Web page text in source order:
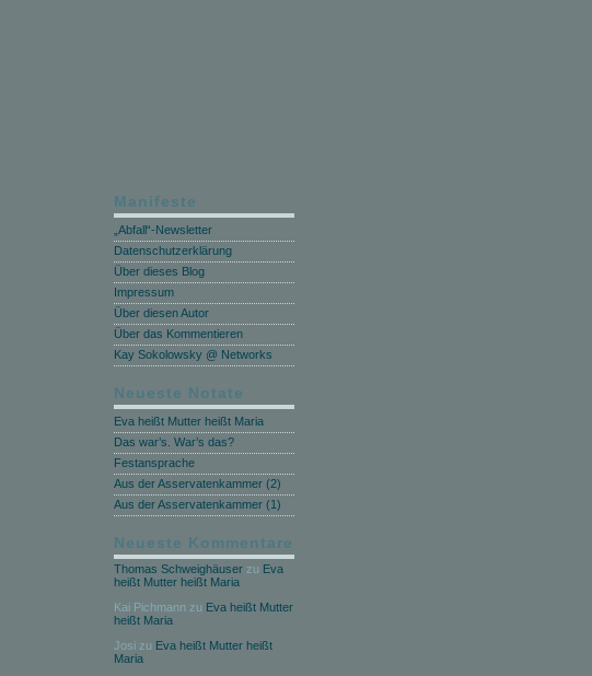
Manifeste
„Abfall“-Newsletter
Datenschutzerklärung
Über dieses Blog
Impressum
Über diesen Autor
Über das Kommentieren
Kay Sokolowsky @ Networks
Neueste Notate
Eva heißt Mutter heißt Maria
Das war’s. War’s das?
Festansprache
Aus der Asservatenkammer (2)
Aus der Asservatenkammer (1)
Neueste Kommentare
Thomas Schweighäuser zu Eva
heißt Mutter heißt Maria
Kai Pichmann zu Eva heißt Mutter
heißt Maria
Josi zu Eva heißt Mutter heißt
Maria